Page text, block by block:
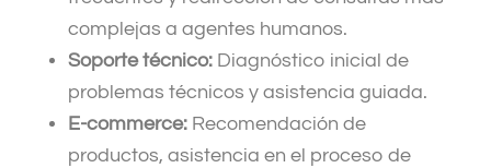
complejas a agentes humanos.
Soporte técnico: Diagnóstico inicial de
problemas técnicos y asistencia guiada.
E-commerce: Recomendación de
productos, asistencia en el proceso de